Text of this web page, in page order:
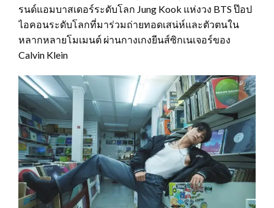
รนด์แอมบาสเดอร์ระดับโลก Jung Kook แห่งวง BTS ป๊อป
ไอคอนระดับโลกที่มาร่วมถ่ายทอดเสน่ห์และตัวตนใน
หลากหลายโมเมนต์ ผ่านกางเกงยีนส์ซิกเนเจอร์ของ
Calvin Klein